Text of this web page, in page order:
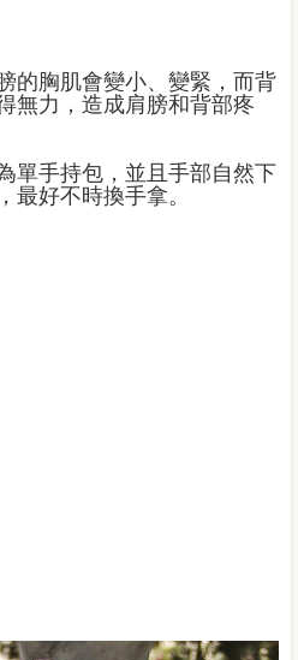
的胸肌會變小、變緊，而背
無力，造成肩膀和背部疼
單手持包，並且手部自然下
最好不時換手拿。